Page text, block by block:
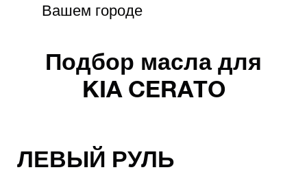
Вашем городе
Подбор масла для
KIA CERATO
ЛЕВЫЙ РУЛЬ